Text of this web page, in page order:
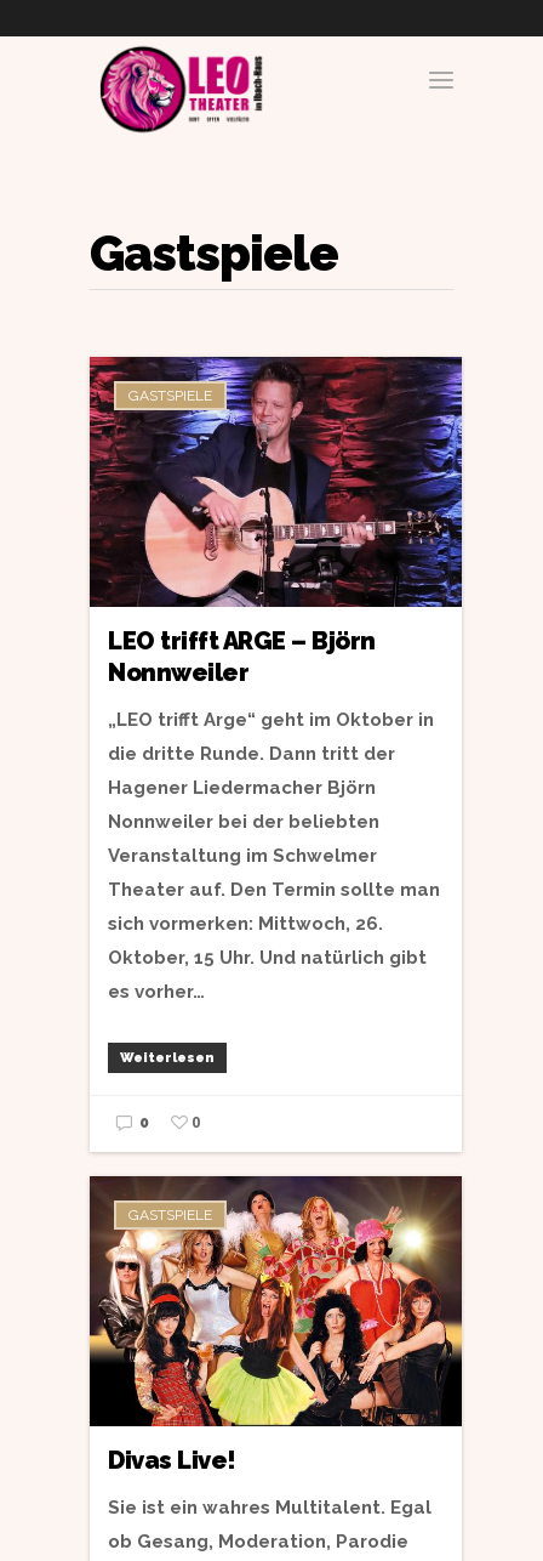
Gastspiele
GASTSPIELE
LEO trifft ARGE – Björn
Nonnweiler
„LEO trifft Arge“ geht im Oktober in
die dritte Runde. Dann tritt der
Hagener Liedermacher Björn
Nonnweiler bei der beliebten
Veranstaltung im Schwelmer
Theater auf. Den Termin sollte man
sich vormerken: Mittwoch, 26.
Oktober, 15 Uhr. Und natürlich gibt
es vorher…
Weiterlesen
0 0
GASTSPIELE
Divas Live!
Sie ist ein wahres Multitalent. Egal
ob Gesang, Moderation, Parodie